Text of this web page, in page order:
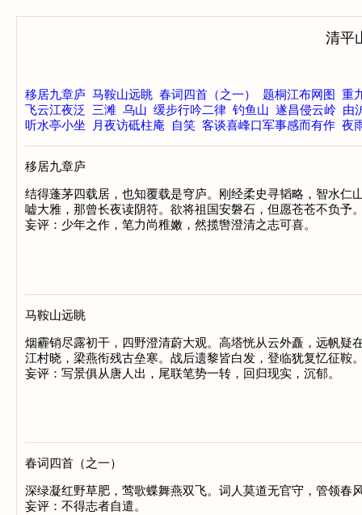
清平
移居九章庐 马鞍山远眺 春词四首（之一） 题桐江布网图
重
飞云江夜泛
三滩 乌山 缓步行吟二律 钓鱼山 遂昌侵云岭 由
听水亭小坐
月夜访砥柱庵 自笑 客谈喜峰口军事感而有作 夜
移居九章庐
结得蓬茅四载居，也知覆载是穹庐。刚经柔史寻韬略，智水仁
嘘大雅，那曾长夜读阴符。欲将祖国安磐石，但愿苍苍不负予
妄评：少年之作，笔力尚稚嫩，然揽辔澄清之志可喜。
马鞍山远眺
烟霾销尽露初干，四野澄清蔚大观。高塔恍从云外矗，远帆疑
江村晓，梁燕衔残古垒寒。战后遗黎皆白发，登临犹复忆征鞍
妄评：写景俱从唐人出，尾联笔势一转，回归现实，沉郁。
春词四首（之一）
深绿凝红野草肥，莺歌蝶舞燕双飞。词人莫道无官守，管领春
妄评：不得志者自遣。